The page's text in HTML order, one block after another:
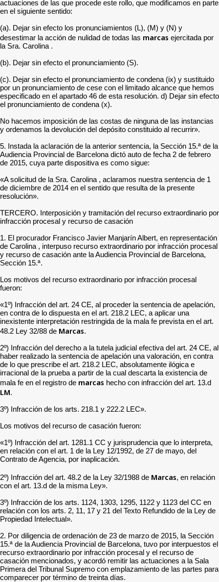
actuaciones de las que procede este rollo, que modificamos en parte
en el siguiente sentido:
(a). Dejar sin efecto los pronunciamientos (L), (M) y (N) y
desestimar la acción de nulidad de todas las marcas ejercitada por
la Sra. Carolina .
(b). Dejar sin efecto el pronunciamiento (S).
(c). Dejar sin efecto el pronunciamiento de condena (ix) y sustituido
por un pronunciamiento de cese con el limitado alcance que hemos
especificado en el apartado 46 de esta resolución. d) Dejar sin efecto
el pronunciamiento de condena (x).
No hacemos imposición de las costas de ninguna de las instancias
y ordenamos la devolución del depósito constituido al recurrir».
5. Instada la aclaración de la anterior sentencia, la Sección 15.ª de la
Audiencia Provincial de Barcelona dictó auto de fecha 2 de febrero
de 2015, cuya parte dispositiva es como sigue:
«A solicitud de la Sra. Carolina , aclaramos nuestra sentencia de 1
de diciembre de 2014 en el sentido que resulta de la presente
resolución».
TERCERO. Interposición y tramitación del recurso extraordinario por
infracción procesal y recurso de casación
1. El procurador Francisco Javier Manjarín Albert, en representación
de Carolina , interpuso recurso extraordinario por infracción procesal
y recurso de casación ante la Audiencia Provincial de Barcelona,
Sección 15.ª.
Los motivos del recurso extraordinario por infracción procesal
fueron:
«1º) Infracción del art. 24 CE, al proceder la sentencia de apelación,
en contra de lo dispuesta en el art. 218.2 LEC, a aplicar una
inexistente interpretación restringida de la mala fe prevista en el art.
48.2 Ley 32/88 de Marcas.
2º) Infracción del derecho a la tutela judicial efectiva del art. 24 CE, al
haber realizado la sentencia de apelación una valoración, en contra
de lo que prescribe el art. 218.2 LEC, absolutamente ilógica e
irracional de la prueba a partir de la cual descarta la existencia de
mala fe en el registro de marcas hecho con infracción del art. 13.d
LM.
3º) Infracción de los arts. 218.1 y 222.2 LEC».
Los motivos del recurso de casación fueron:
«1º) Infracción del art. 1281.1 CC y jurisprudencia que lo interpreta,
en relación con el art. 1 de la Ley 12/1992, de 27 de mayo, del
Contrato de Agencia, por inaplicación.
2º) Infracción del art. 48.2 de la Ley 32/1988 de Marcas, en relación
con el art. 13.d de la misma Ley».
3º) Infracción de los arts. 1124, 1303, 1295, 1122 y 1123 del CC en
relación con los arts. 2, 11, 17 y 21 del Texto Refundido de la Ley de
Propiedad Intelectual».
2. Por diligencia de ordenación de 23 de marzo de 2015, la Sección
15.ª de la Audiencia Provincial de Barcelona, tuvo por interpuestos el
recurso extraordinario por infracción procesal y el recurso de
casación mencionados, y acordó remitir las actuaciones a la Sala
Primera del Tribunal Supremo con emplazamiento de las partes para
comparecer por término de treinta días.